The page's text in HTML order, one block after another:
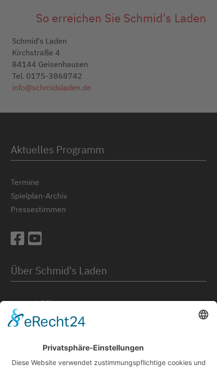
powered byUsercentrics Consent Management
So erreichen Sie Schmid's Laden
Schmid's Laden
Kirchstraße 4
84144 Geisenhausen
Tel. 0175-3868742
info@schmidsladen.de
Aktuelles Programm
Termine
Spielplan-Archiv
Pressestimmen
Über Schmid's Laden
Konzert-Bühne
Spielstätten
Günter-Eich-Dokumentation